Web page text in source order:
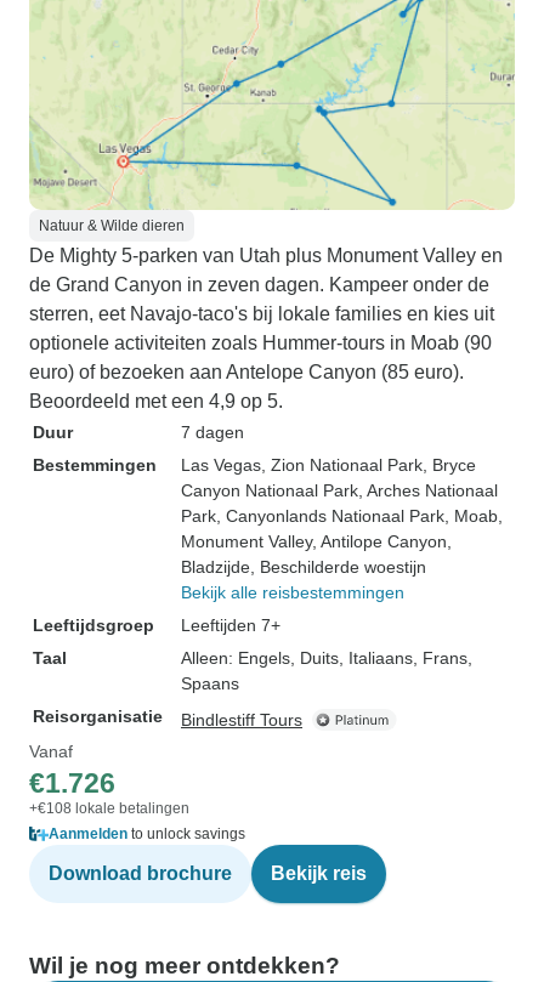
Natuur & Wilde dieren
De Mighty 5-parken van Utah plus Monument Valley en
de Grand Canyon in zeven dagen. Kampeer onder de
sterren, eet Navajo-taco's bij lokale families en kies uit
optionele activiteiten zoals Hummer-tours in Moab (90
euro) of bezoeken aan Antelope Canyon (85 euro).
Beoordeeld met een 4,9 op 5.
Duur
7 dagen
Bestemmingen
Las Vegas , Zion Nationaal Park , Bryce
Canyon Nationaal Park , Arches Nationaal
Park , Canyonlands Nationaal Park , Moab
Monument Valley, Antilope Canyon
Bladzijde , Beschilderde woestijn
Bekijk alle reisbestemmingen
Leeftijdsgroep
Leeftijden 7+
Taal
Alleen: Engels, Duits, Italiaans, Frans,
Spaans
Reisorganisatie
Bindlestiff Tours
Vanaf
€1.726
+€108 lokale betalingen
Aanmelden to unlock savings
Download brochure Bekijk reis
Wil je nog meer ontdekken?